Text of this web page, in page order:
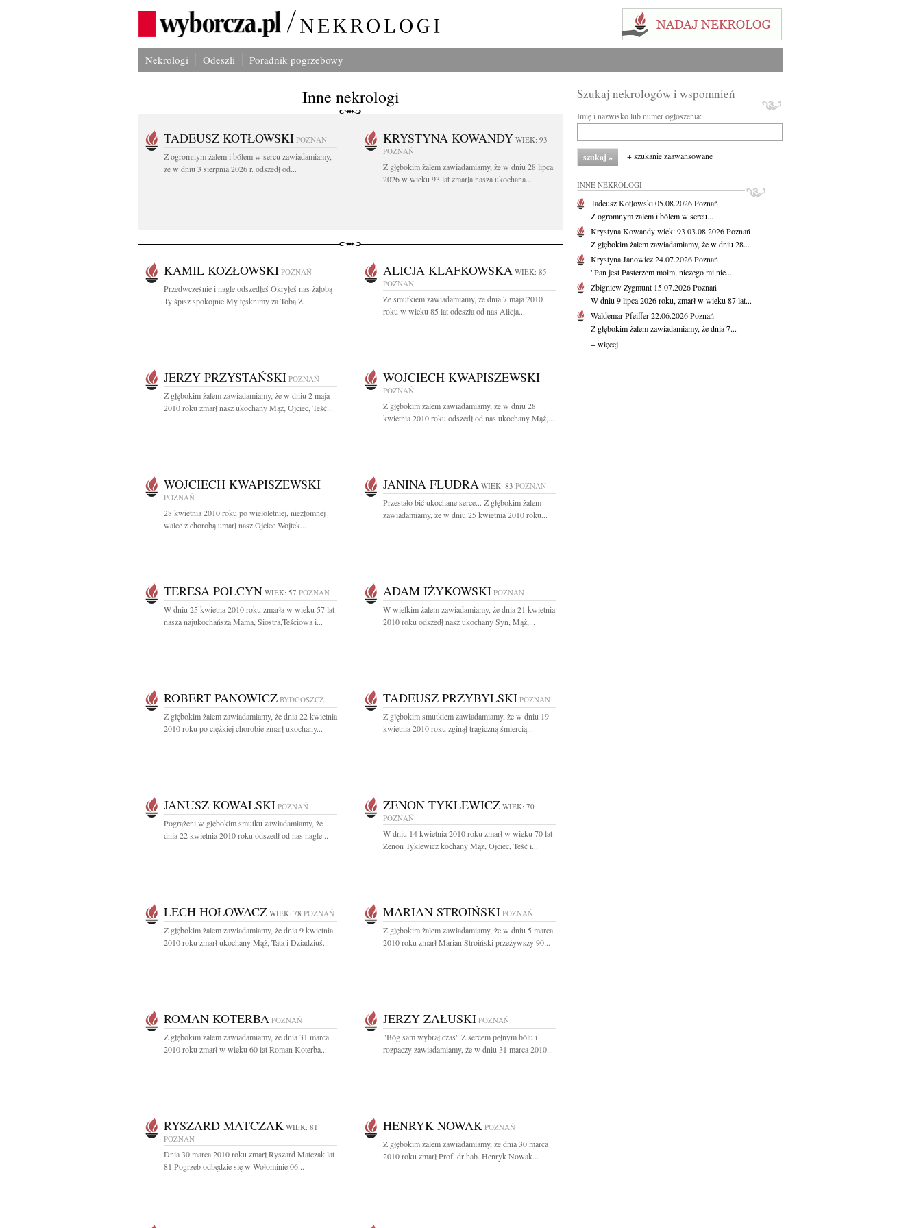
Nekrologi Odeszli Poradnik pogrzebowy
Inne nekrologi
TADEUSZ KOTŁOWSKI POZNAŃ
Z ogromnym żalem i bólem w sercu zawiadamiamy,
że w dniu 3 sierpnia 2026 r. odszedł od...
KRYSTYNA KOWANDY WIEK: 93
POZNAŃ
Z głębokim żalem zawiadamiamy, że w dniu 28 lipca
2026 w wieku 93 lat zmarła nasza ukochana...
KAMIL KOZŁOWSKI POZNAŃ
Przedwcześnie i nagle odszedłeś Okryłeś nas żałobą
Ty śpisz spokojnie My tęsknimy za Tobą Z...
ALICJA KLAFKOWSKA WIEK: 85
POZNAŃ
Ze smutkiem zawiadamiamy, że dnia 7 maja 2010
roku w wieku 85 lat odeszła od nas Alicja...
JERZY PRZYSTAŃSKI POZNAŃ
Z głębokim żalem zawiadamiamy, że w dniu 2 maja
2010 roku zmarł nasz ukochany Mąż, Ojciec, Teść...
WOJCIECH KWAPISZEWSKI
POZNAŃ
Z głębokim żalem zawiadamiamy, że w dniu 28
kwietnia 2010 roku odszedł od nas ukochany Mąż,...
WOJCIECH KWAPISZEWSKI
POZNAŃ
28 kwietnia 2010 roku po wieloletniej, niezłomnej
walce z chorobą umarł nasz Ojciec Wojtek...
JANINA FLUDRA WIEK: 83 POZNAŃ
Przestało bić ukochane serce... Z głębokim żalem
zawiadamiamy, że w dniu 25 kwietnia 2010 roku...
TERESA POLCYN WIEK: 57 POZNAŃ
W dniu 25 kwietna 2010 roku zmarła w wieku 57 lat
nasza najukochańsza Mama, Siostra,Teściowa i...
ADAM IŻYKOWSKI POZNAŃ
W wielkim żalem zawiadamiamy, że dnia 21 kwietnia
2010 roku odszedł nasz ukochany Syn, Mąż,...
ROBERT PANOWICZ BYDGOSZCZ
Z głębokim żalem zawiadamiamy, że dnia 22 kwietnia
2010 roku po ciężkiej chorobie zmarł ukochany...
TADEUSZ PRZYBYLSKI POZNAŃ
Z głębokim smutkiem zawiadamiamy, że w dniu 19
kwietnia 2010 roku zginął tragiczną śmiercią...
JANUSZ KOWALSKI POZNAŃ
Pogrążeni w głębokim smutku zawiadamiamy, że
dnia 22 kwietnia 2010 roku odszedł od nas nagle...
ZENON TYKLEWICZ WIEK: 70
POZNAŃ
W dniu 14 kwietnia 2010 roku zmarł w wieku 70 lat
Zenon Tyklewicz kochany Mąż, Ojciec, Teść i...
LECH HOŁOWACZ WIEK: 78 POZNAŃ
Z głębokim żalem zawiadamiamy, że dnia 9 kwietnia
2010 roku zmarł ukochany Mąż, Tata i Dziadziuś...
MARIAN STROIŃSKI POZNAŃ
Z głębokim żalem zawiadamiamy, że w dniu 5 marca
2010 roku zmarł Marian Stroiński przeżywszy 90...
ROMAN KOTERBA POZNAŃ
Z głębokim żalem zawiadamiamy, że dnia 31 marca
2010 roku zmarł w wieku 60 lat Roman Koterba...
JERZY ZAŁUSKI POZNAŃ
"Bóg sam wybrał czas" Z sercem pełnym bólu i
rozpaczy zawiadamiamy, że w dniu 31 marca 2010...
RYSZARD MATCZAK WIEK: 81
POZNAŃ
Dnia 30 marca 2010 roku zmarł Ryszard Matczak lat
81 Pogrzeb odbędzie się w Wołominie 06...
HENRYK NOWAK POZNAŃ
Z głębokim żalem zawiadamiamy, że dnia 30 marca
2010 roku zmarł Prof. dr hab. Henryk Nowak...
Szukaj nekrologów i wspomnień
Imię i nazwisko lub numer ogłoszenia:
+ szukanie zaawansowane
INNE NEKROLOGI
Tadeusz Kotłowski05.08.2026Poznań
Z ogromnym żalem i bólem w sercu...
Krystyna Kowandywiek: 93 03.08.2026Poznań
Z głębokim żalem zawiadamiamy, że w dniu 28...
Krystyna Janowicz24.07.2026Poznań
"Pan jest Pasterzem moim, niczego mi nie...
Zbigniew Zygmunt 15.07.2026Poznań
W dniu 9 lipca 2026 roku, zmarł w wieku 87 lat...
Waldemar Pfeiffer22.06.2026Poznań
Z głębokim żalem zawiadamiamy, że dnia 7...
+ więcej